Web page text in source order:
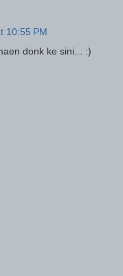
10:55 PM
donk ke sini... :)